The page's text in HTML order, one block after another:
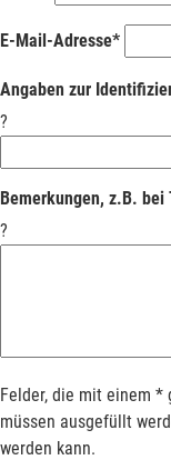
E-Mail-Adresse*
Angaben zur
?
Bemerkungen, z.B.
?
Felder, die mit einem *
müssen ausgefüllt
werden kann.